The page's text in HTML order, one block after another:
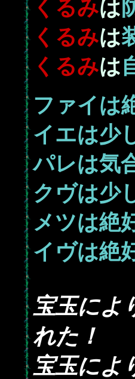
くるみは
くるみは
くるみは
ファイは
イエは少
パレは気
クヴは少
メツは絶
イヴは絶
宝玉によ
れた！
宝玉によ